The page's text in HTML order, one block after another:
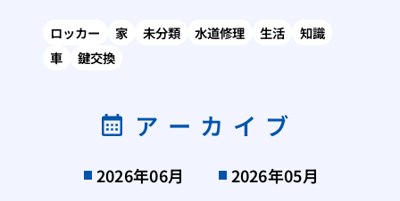
ロッカー 家 未分類 水道修理 生活
知識
車
鍵交換
アーカイブ
2026年06月
2026年05月